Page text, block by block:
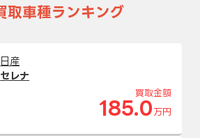
取車種ランキング
日産
セレナ
買取金額
185.0 万円